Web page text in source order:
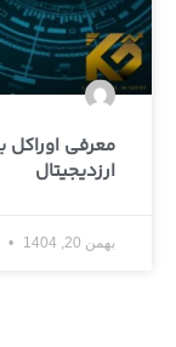
ارزدیجیتال
بهمن 20, 1404